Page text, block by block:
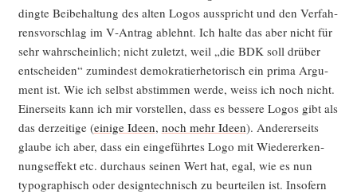
ding­te Bei­be­hal­tung des alten Logos aus­spricht und den Ver­fah­
rens­vor­schlag im V‑Antrag ablehnt. Ich hal­te das aber nicht für
sehr wahr­schein­lich; nicht zuletzt, weil „die BDK soll drü­ber
ent­schei­den“ zumin­dest demo­kra­tier­he­to­risch ein pri­ma Argu­
ment ist. Wie ich selbst abstim­men wer­de, weiss ich noch nicht.
Einer­seits kann ich mir vor­stel­len, dass es bes­se­re Logos gibt als
das der­zei­ti­ge (eini­ge Ideen, noch mehr Ideen). Ande­rer­seits
glau­be ich aber, dass ein ein­ge­führ­tes Logo mit Wie­der­erken­
nungs­ef­fekt etc. durch­aus sei­nen Wert hat, egal, wie es nun
typo­gra­phisch oder design­tech­nisch zu beur­tei­len ist. Inso­fern